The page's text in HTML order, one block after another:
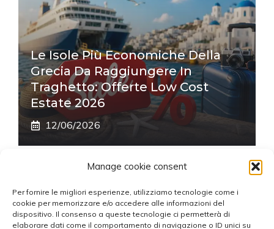
Manage cookie consent
Per fornire le migliori esperienze, utilizziamo tecnologie come i
cookie per memorizzare e/o accedere alle informazioni del
dispositivo. Il consenso a queste tecnologie ci permetterà di
elaborare dati come il comportamento di navigazione o ID unici su
Le Isole Più Economiche Della
Grecia Da Raggiungere In
Traghetto: Offerte Low Cost
Estate 2026
12/06/2026
BLOG FERRYFINDER.COM